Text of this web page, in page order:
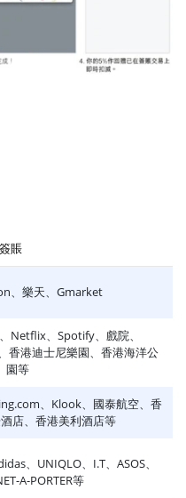
賬
、樂天、Gmarket
Netflix、Spotify、戲院、
港迪士尼樂園、香港海洋公
園等
、Klook、國泰航空、香
店、香港美利酒店等
、UNIQLO、I.T、ASOS、
A-PORTER等